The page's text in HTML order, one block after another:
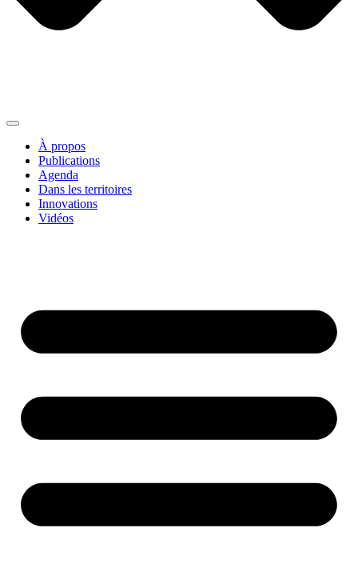
À propos
Publications
Agenda
Dans les territoires
Innovations
Vidéos